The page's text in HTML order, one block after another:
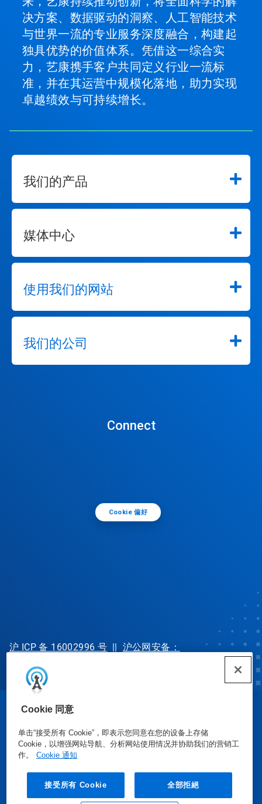
Cookie 同意
单击“接受所有 Cookie”，即表示您同意在您的设备上存储
Cookie，以增强网站导航、分析网站使用情况并协助我们的营销工
作。
Cookie 通知
接受所有 Cookie 全部拒絕
决方案、数据驱动的洞察、人工智能技术
与世界一流的专业服务深度融合，构建起
独具优势的价值体系。凭借这一综合实
力，艺康携手客户共同定义行业一流标
准，并在其运营中规模化落地，助力实现
卓越绩效与可持续增长。
我们的产品
媒体中心
使用我们的网站
我们的公司
Connect
Cookie 偏好
沪 ICP 备 16002996 号 || 沪公网安备：
31010702002902 号
安全数据表 | 隐私政策|使用条款